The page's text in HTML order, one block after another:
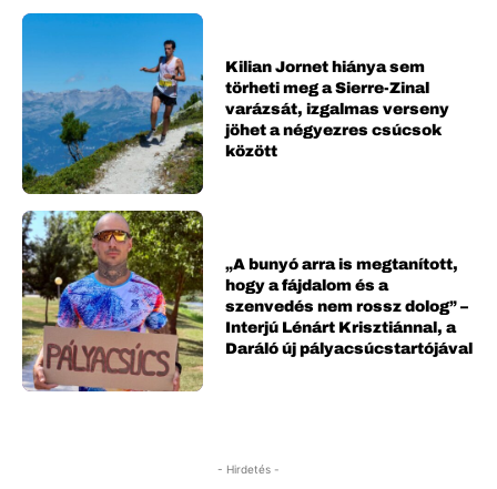
Kilian Jornet hiánya sem
törheti meg a Sierre-Zinal
varázsát, izgalmas verseny
jöhet a négyezres csúcsok
között
„A bunyó arra is megtanított,
hogy a fájdalom és a
szenvedés nem rossz dolog” –
Interjú Lénárt Krisztiánnal, a
Daráló új pályacsúcstartójával
- Hirdetés -